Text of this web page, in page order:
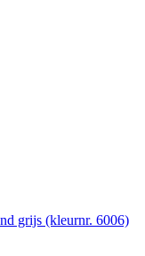
grijs (kleurnr. 6006)